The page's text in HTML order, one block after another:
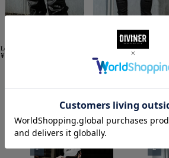
Leather Coated Wide Cargo Pants
¥
【OWN ROOTS】Black Cargo
¥ 13,200 （税込）
OUTER アウター